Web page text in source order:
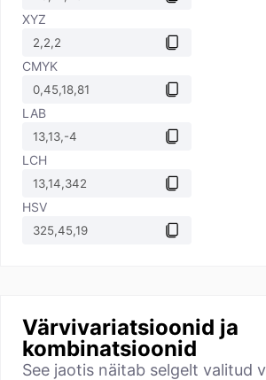
XYZ
CMYK
LAB
LCH
HSV
Värvivariatsioonid ja
kombinatsioonid
See jaotis näitab selgelt valitud